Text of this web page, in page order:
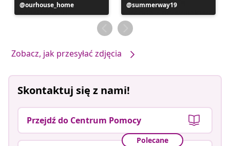
Post
opublikowany
ourhouse_home
Post
opublikowany
przez
summerway19
Zobacz, jak przesyłać zdjęcia
Skontaktuj się z nami!
Przejdź do Centrum Pomocy
Polecane